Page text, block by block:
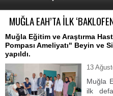
MUĞLA EAH’TA İLK
Muğla Eğitim ve Araştırma
Pompası Ameliyatı" Beyin ve
yapıldı.
13
Muğla
ilk